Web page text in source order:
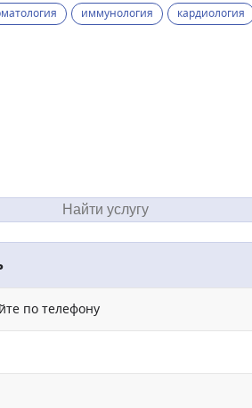
иммунология
кардиология
по телефону